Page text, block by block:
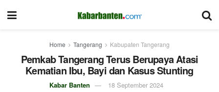
Home Tangerang Kabupaten Tangerang
Pemkab Tangerang Terus Berupaya Atasi
Kematian Ibu, Bayi dan Kasus Stunting
Kabar Banten 18 September 2024